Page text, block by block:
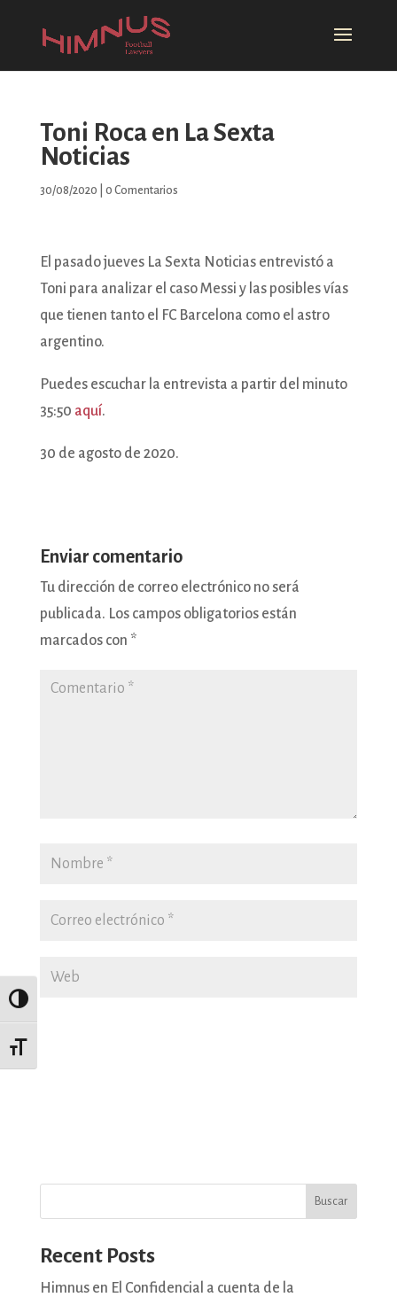
Alternar alto contraste
Alternar tamaño de letra
Toni Roca en La Sexta
Noticias
30/08/2020 0 Comentarios
El pasado jueves La Sexta Noticias entrevistó a
Toni para analizar el caso Messi y las posibles vías
que tienen tanto el FC Barcelona como el astro
argentino.
Puedes escuchar la entrevista a partir del minuto
35:50 aquí.
30 de agosto de 2020.
Enviar comentario
Tu dirección de correo electrónico no será
publicada. Los campos obligatorios están
marcados con *
Buscar
Recent Posts
Himnus en El Confidencial a cuenta de la